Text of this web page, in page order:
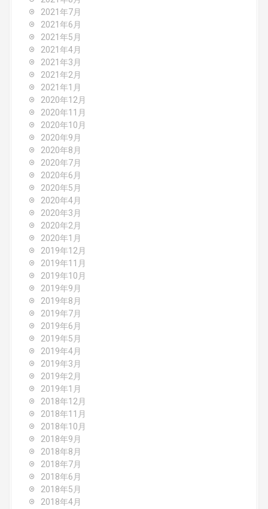
2021年7月
2021年6月
2021年5月
2021年4月
2021年3月
2021年2月
2021年1月
2020年12月
2020年11月
2020年10月
2020年9月
2020年8月
2020年7月
2020年6月
2020年5月
2020年4月
2020年3月
2020年2月
2020年1月
2019年12月
2019年11月
2019年10月
2019年9月
2019年8月
2019年7月
2019年6月
2019年5月
2019年4月
2019年3月
2019年2月
2019年1月
2018年12月
2018年11月
2018年10月
2018年9月
2018年8月
2018年7月
2018年6月
2018年5月
2018年4月